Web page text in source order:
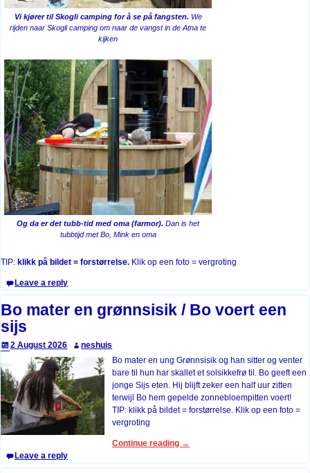
Vi kjører til Skogli camping for å se på fangsten. We
rijden naar Skogli camping om naar de vangst in de Atna te
kijken
Og da er det tubb-tid med oma (farmor). Dan is het
tubbtijd met Bo, Mink en oma
TIP: klikk på bildet = forstørrelse. Klik op een foto = vergroting
Leave a reply
Bo mater en grønnsisik / Bo voert een
sijs
2 August 2026
neshuis
Bo mater en ung Grønnsisik og han sitter og venter
bare til hun har skallet et solsikkefrø til. Bo geeft een
jonge Sijs eten. Hij blijft zeker een half uur zitten
terwijl Bo hem gepelde zonnebloempitten voert!
TIP: klikk på bildet = forstørrelse. Klik op een foto =
vergroting
Continue reading →
Leave a reply